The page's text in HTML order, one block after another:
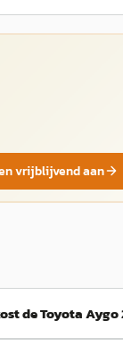
vrijblijvend aan
de Toyota